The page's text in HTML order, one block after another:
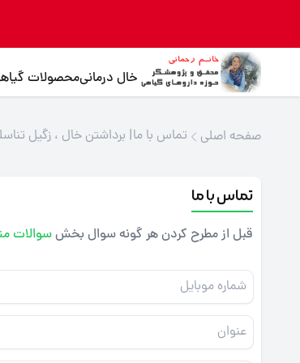
خال درمانیمحصولات
صفحه اصلی تماس با ما| برداشتن خال ، زگیل تناسلی 50% تخفیف 100%
تماس با ما
قبل از مطرح کردن هر گونه سوال بخشسوالات